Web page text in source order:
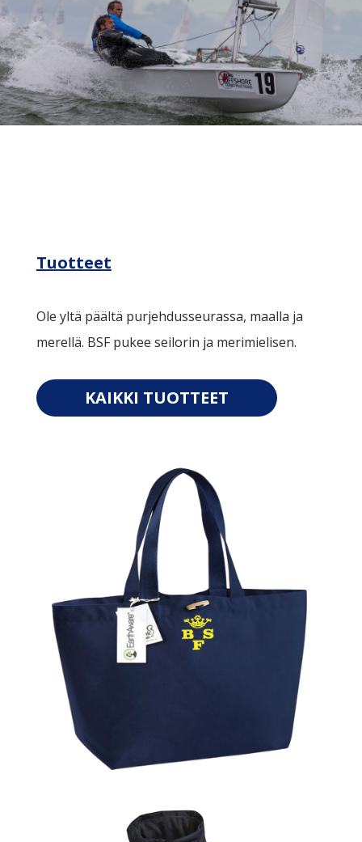
Tuotteet
Ole yltä päältä purjehdusseurassa, maalla ja
merellä. BSF pukee seilorin ja merimielisen.
KAIKKI TUOTTEET